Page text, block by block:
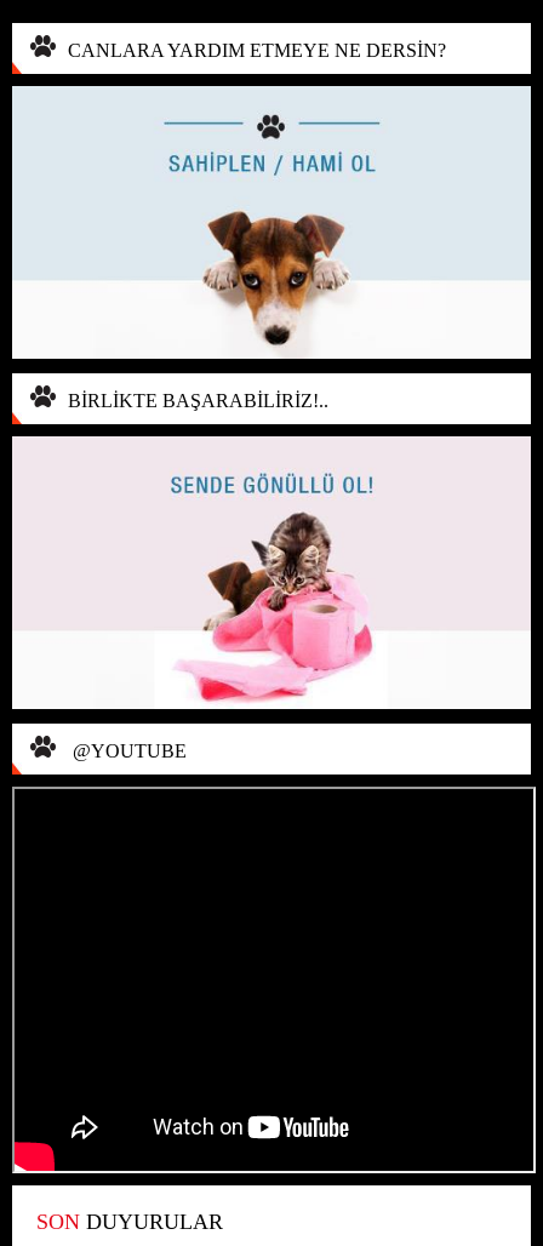
CANLARA YARDIM ETMEYE NE DERSİN?
BİRLİKTE BAŞARABİLİRİZ!..
@YOUTUBE
SON DUYURULAR